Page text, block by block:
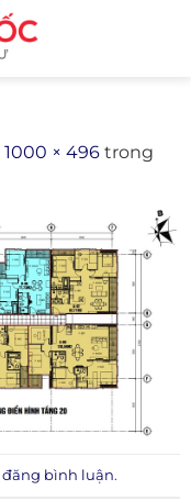
1000 × 496 trong
đăng bình luận.